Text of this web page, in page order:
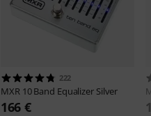
222
MXR 10 Band Equalizer Silver
166 €